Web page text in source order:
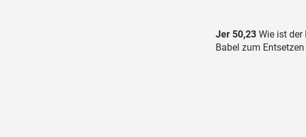
Jer 50,23 Wie ist der
Babel zum